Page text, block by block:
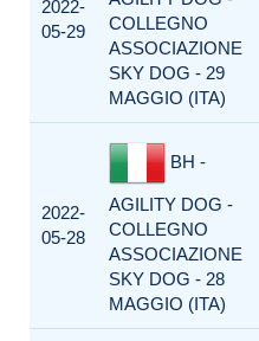
2022-
05-29
COLLEGNO
ASSOCIAZIONE
SKY DOG - 29
MAGGIO (ITA)
2022-
05-28
BH -
AGILITY DOG -
COLLEGNO
ASSOCIAZIONE
SKY DOG - 28
MAGGIO (ITA)